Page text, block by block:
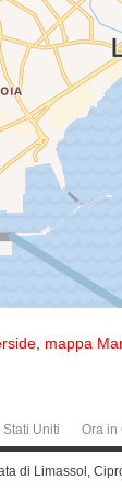
mappa
Stati Uniti Ora in
di Limassol,